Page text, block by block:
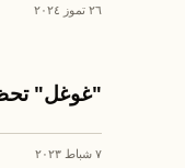
٢٦ تموز ٢٠٢٤
تكنولوجيا وعلوم
"غوغل" تحظر 12 تطبيقاً من "بلاي
٧ شباط ٢٠٢٣